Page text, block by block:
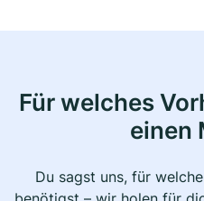
Für welches
einen
Du sagst uns, für